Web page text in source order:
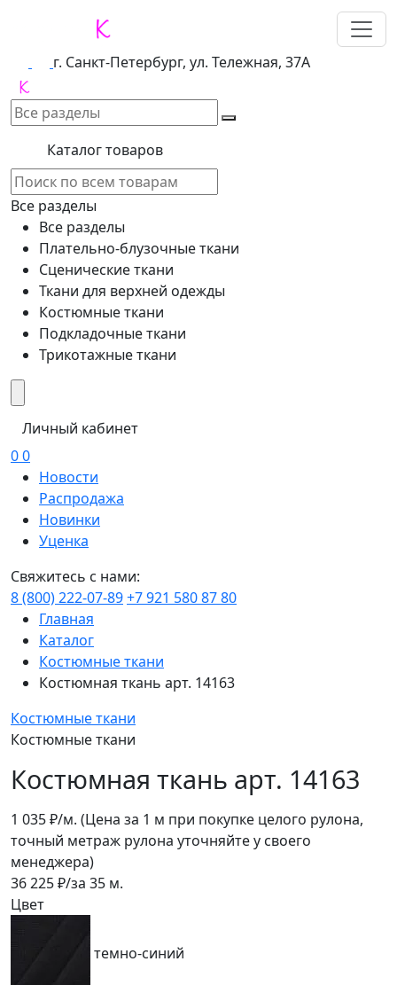
г. Санкт-Петербург, ул. Тележная, 37А
Каталог товаров
Все разделы
Все разделы
Плательно-блузочные ткани
Сценические ткани
Ткани для верхней одежды
Костюмные ткани
Подкладочные ткани
Трикотажные ткани
Личный кабинет
00
Новости
Распродажа
Новинки
Уценка
Свяжитесь с нами:
8 (800) 222-07-89+7 921 580 87 80
Главная
Каталог
Костюмные ткани
Костюмная ткань арт. 14163
Костюмные ткани
Костюмные ткани
Костюмная ткань арт. 14163
1 035₽/м. (Цена за 1 м при покупке целого рулона,
точный метраж рулона уточняйте у своего
менеджера)
36 225₽/за 35 м.
Цвет
темно-синий